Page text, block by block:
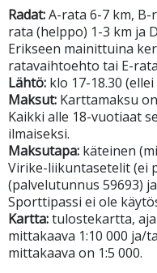
Radat:A-rata 6-7 km, B-
rata (helppo) 1-3 km ja
Erikseen mainittuina
ratavaihtoehto tai E-
Lähtö: klo 17-18.30
Maksut: Karttamaksu
Kaikki alle 18-vuotiaat
ilmaiseksi.
Maksutapa: käteinen
Virike-liikuntasetelit (ei
(palvelutunnus 59693)
Sporttipassi ei ole
Kartta:tulostekartta,
mittakaava 1:10 000 ja/
mittakaava on 1:5 000.